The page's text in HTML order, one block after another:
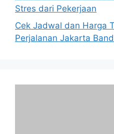
Stres dari Pekerjaan
Cek Jadwal dan Harga
Perjalanan Jakarta